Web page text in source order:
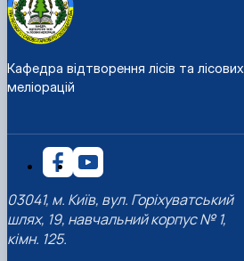
Кафедра відтворення лісів та лісових
меліорацій
03041, м. Київ, вул. Горіхуватський
шлях, 19, навчальний корпус № 1,
кімн. 125.